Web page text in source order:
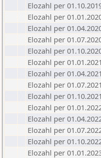
Elozahl per
Elozahl per
Elozahl per
Elozahl per
Elozahl per
Elozahl per 01.01.2021
Elozahl per 01.04.2021
Elozahl per 01.07.2021
Elozahl per 01.10.2021
Elozahl per
Elozahl per
Elozahl per
Elozahl per
Elozahl per